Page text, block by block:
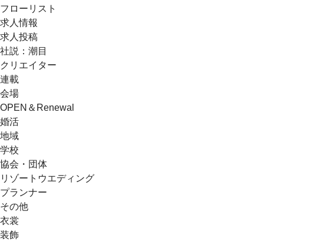
フローリスト
求人情報
求人投稿
社説：潮目
クリエイター
連載
会場
OPEN＆Renewal
婚活
地域
学校
協会・団体
リゾートウエディング
プランナー
その他
衣裳
装飾